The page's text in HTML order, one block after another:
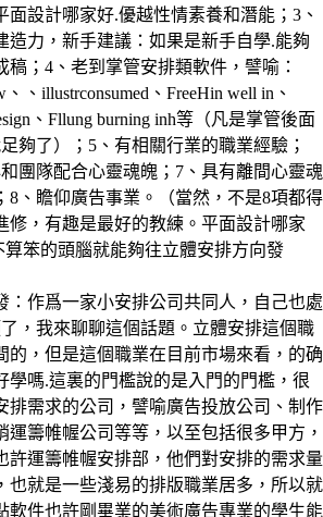
面設計哪家好.優越性情素養和潛能；3、
造力，新手建議：如果是新手自學.能夠
稿；4、老到掌管安排類軟件，譬喻：
、illustrconsumed、FreeHin well in、
、Fllung burning inh等（凡是掌管後面
夠了）；5、有相關行業的職業經驗；
團隊配合心靈魂魄；7、具有離間心靈魂
8、瞻仰廣告事業。（當然，不是8項都得
修，有趣是最好的教練。平面設計哪家
笨的頭腦就能夠往立體安排方向發
：作爲一家小安排公司共同人，自己也處
，我來聊聊這個話題。立體安排這個職
的，但是這個職業在目前市場來看，的确
學嗎.這裏的門檻說的是入門的門檻，很
排需求的公司，譬喻廣告投放公司、制作
運籌帷幄公司等等，以至包括很多甲方，
許運籌帷幄安排部，他們對安排的需求量
也就是一些淺易的排版職業居多，所以就
軟件也許剛畢業的美術廣告專業的學生能